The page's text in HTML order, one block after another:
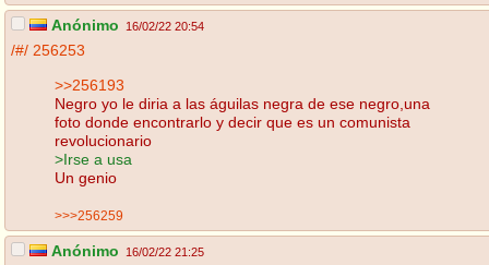
Anónimo 16/02/22 20:54
/#/ 256253
>>256193
Negro yo le diria a las águilas negra de ese negro,una
foto donde encontrarlo y decir que es un comunista
revolucionario
>Irse a usa
Un genio
>>>256259
Anónimo 16/02/22 21:25